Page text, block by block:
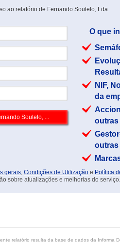
ao relatório de Fernando Soutelo, Lda
O que
NIF,
da
outras
outras
gerais, Condições de Utilização e Política
sobre atualizações e melhorias do serviço.
relatório resulta da base de dados da